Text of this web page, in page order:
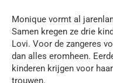
Monique vormt al
Samen kregen ze drie
Lovi. Voor de zangeres
dan alles eromheen.
kinderen krijgen voor
trouwen.